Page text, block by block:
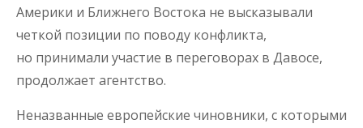
Америки и Ближнего Востока не высказывали
четкой позиции по поводу конфликта,
но принимали участие в переговорах в Давосе,
продолжает агентство.
Неназванные европейские чиновники, с которыми